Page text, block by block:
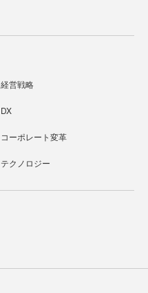
経営戦略
DX
コーポレート変革
テクノロジー